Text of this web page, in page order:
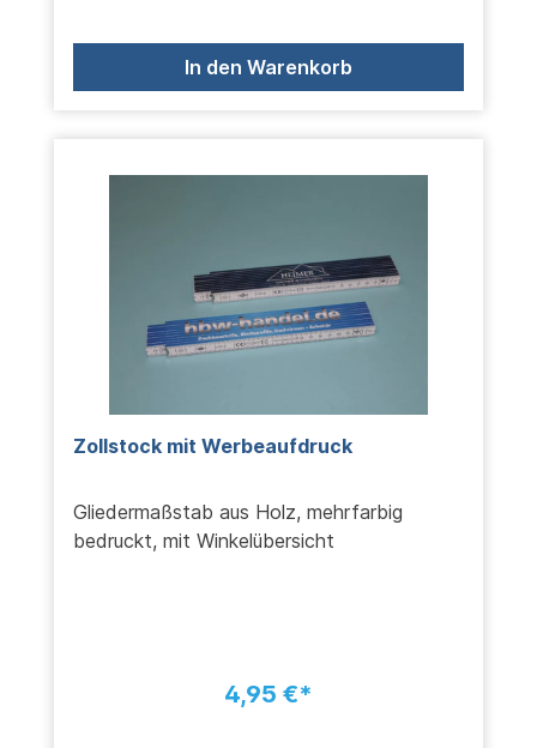
In den Warenkorb
Zollstock mit Werbeaufdruck
Gliedermaßstab aus Holz, mehrfarbig
bedruckt, mit Winkelübersicht
4,95 €*